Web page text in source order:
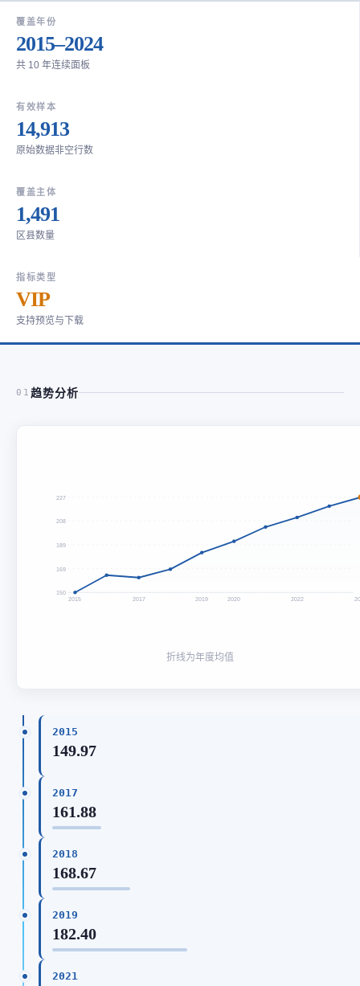
覆盖年份
2015–2024
共 10 年连续面板
有效样本
14,913
原始数据非空行数
覆盖主体
1,491
区县数量
指标类型
VIP
支持预览与下载
01 趋势分析
227
208
189
169
150
2015 2017 2019 2020 2022
折线为年度均值
2015
149.97
2017
161.88
2018
168.67
2019
182.40
2021